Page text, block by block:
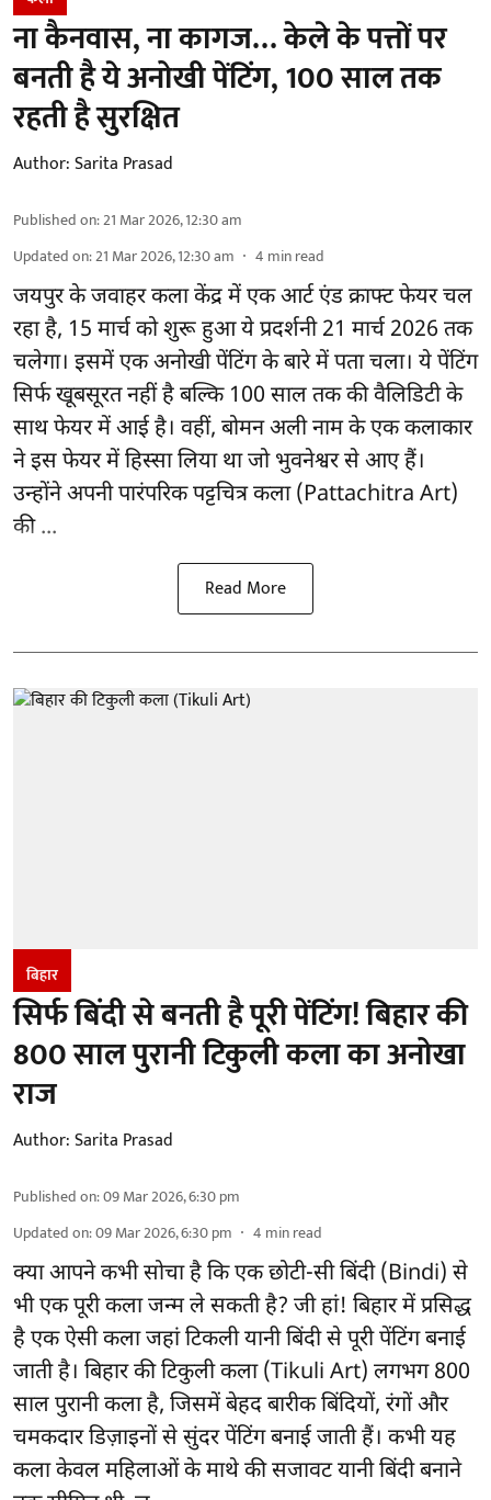
ना कैनवास, ना कागज… केले के पत्तों पर
बनती है ये अनोखी पेंटिंग, 100 साल तक
रहती है सुरक्षित
Author:Sarita Prasad
Published on:21 Mar 2026, 12:30 am
Updated on:21 Mar 2026, 12:30 am 4 min read
जयपुर के जवाहर कला केंद्र में एक आर्ट एंड क्राफ्ट फेयर चल
रहा है, 15 मार्च को शुरू हुआ ये प्रदर्शनी 21 मार्च 2026 तक
चलेगा। इसमें एक अनोखी पेंटिंग के बारे में पता चला। ये पेंटिंग
सिर्फ खूबसूरत नहीं है बल्कि 100 साल तक की वैलिडिटी के
साथ फेयर में आई है। वहीं, बोमन अली नाम के एक कलाकार
ने इस फेयर में हिस्सा लिया था जो भुवनेश्वर से आए हैं।
उन्होंने अपनी पारंपरिक पट्टचित्र कला (Pattachitra Art)
की ...
Read More
बिहार
सिर्फ बिंदी से बनती है पूरी पेंटिंग! बिहार की
800 साल पुरानी टिकुली कला का अनोखा
राज
Author:Sarita Prasad
Published on:09 Mar 2026, 6:30 pm
Updated on:09 Mar 2026, 6:30 pm 4 min read
क्या आपने कभी सोचा है कि एक छोटी-सी बिंदी (Bindi) से
भी एक पूरी कला जन्म ले सकती है? जी हां! बिहार में प्रसिद्ध
है एक ऐसी कला जहां टिकली यानी बिंदी से पूरी पेंटिंग बनाई
जाती है। बिहार की टिकुली कला (Tikuli Art) लगभग 800
साल पुरानी कला है, जिसमें बेहद बारीक बिंदियों, रंगों और
चमकदार डिज़ाइनों से सुंदर पेंटिंग बनाई जाती हैं। कभी यह
कला केवल महिलाओं के माथे की सजावट यानी बिंदी बनाने